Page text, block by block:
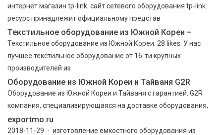
интернет магазин tp-link. сайт сетевого оборудования tp-link.
ресурс принадлежит официальному представ
Текстильное оборудование из Южной Кореи –
Текстильное оборудование из Южной Кореи. 28 likes. У нас
лучшее текстильное оборудование от 16-ти крупных
производителей из
Оборудование из Южной Кореи и Тайваня G2R
Оборудование из Южной Кореи и Тайваня с гарантией. G2R
компания, специализирующаяся на доставке оборудования,
exportmo.ru
2018-11-29 · изготовление емкостного оборудования из